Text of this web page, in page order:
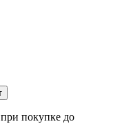
при покупке до